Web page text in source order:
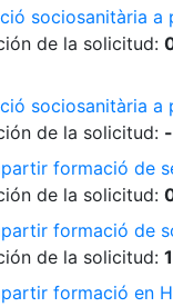
sociosanitària
de la solicitud:
sociosanitària a
de la solicitud:
formació de
de la solicitud:
formació de
de la solicitud:
formació en